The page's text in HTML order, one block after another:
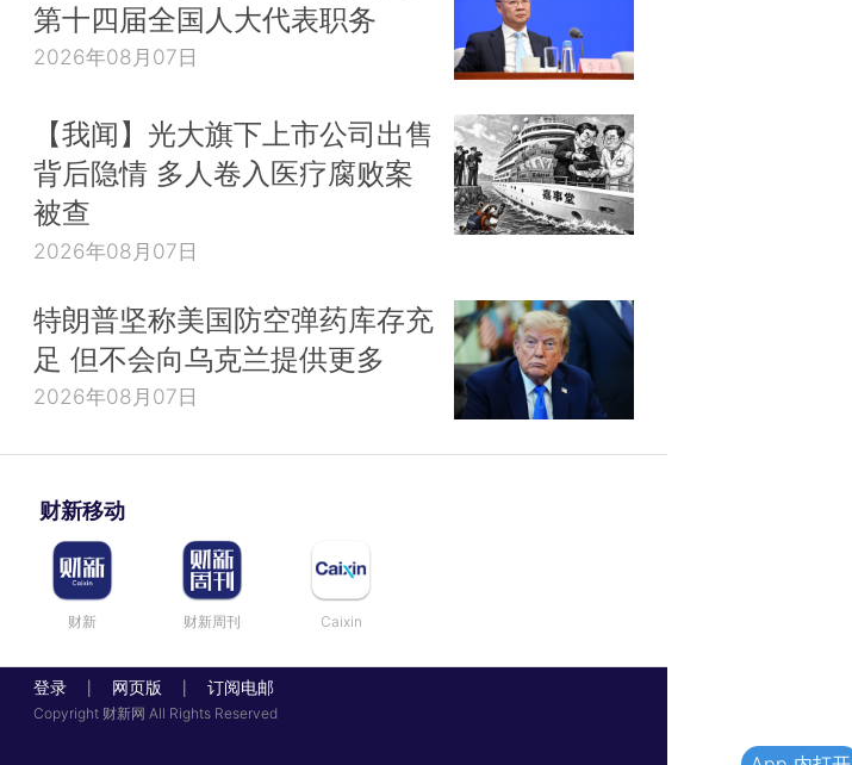
第十四届全国人大代表职务
2026年08月07日
【我闻】光大旗下上市公司出售
背后隐情 多人卷入医疗腐败案
被查
2026年08月07日
特朗普坚称美国防空弹药库存充
足 但不会向乌克兰提供更多
2026年08月07日
财新移动
财新 财新周刊 Caixin
登录 网页版 订阅电邮
Copyright 财新网 All Rights Reserved